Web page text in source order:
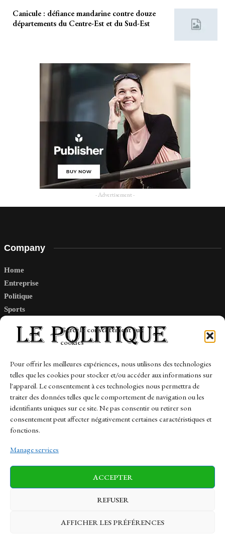
Gérer le consentement aux
cookies
Pour offrir les meilleures expériences, nous utilisons des technologies
telles que les cookies pour stocker et/ou accéder aux informations sur
l'appareil. Le consentement à ces technologies nous permettra de
traiter des données telles que le comportement de navigation ou les
identifiants uniques sur ce site. Ne pas consentir ou retirer son
consentement peut affecter négativement certaines caractéristiques et
fonctions.
Manage services
ACCEPTER
REFUSER
AFFICHER LES PRÉFÉRENCES
Canicule : défiance mandarine contre douze
départements du Centre-Est et du Sud-Est
- Advertisement -
Company
Home
Entreprise
Politique
Sports
Links
Contact
Sitemap
News Finance-Marches Politics
Business Tech Health Sports Travel
© 1997-2026 - lepolitique.net. All Rights Reserved.